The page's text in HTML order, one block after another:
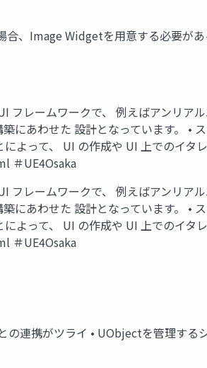
合、Image Widgetを用意する必要が
レームワークで、 例えばアンリア
にあわせた 設計となっています。 •
よって、 UI の作成や UI 上でのイタ
＃UE4Osaka
レームワークで、 例えばアンリア
にあわせた 設計となっています。 •
よって、 UI の作成や UI 上でのイタ
＃UE4Osaka
連携がツライ • UObjectを管理する